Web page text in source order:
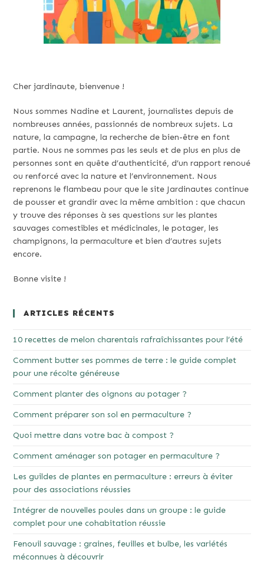
Cher jardinaute, bienvenue !
Nous sommes Nadine et Laurent, journalistes depuis de
nombreuses années, passionnés de nombreux sujets. La
nature, la campagne, la recherche de bien-être en font
partie. Nous ne sommes pas les seuls et de plus en plus de
personnes sont en quête d’authenticité, d’un rapport renoué
ou renforcé avec la nature et l’environnement. Nous
reprenons le flambeau pour que le site Jardinautes continue
de pousser et grandir avec la même ambition : que chacun
y trouve des réponses à ses questions sur les plantes
sauvages comestibles et médicinales, le potager, les
champignons, la permaculture et bien d’autres sujets
encore.
Bonne visite !
ARTICLES RÉCENTS
10 recettes de melon charentais rafraîchissantes pour l’été
Comment butter ses pommes de terre : le guide complet
pour une récolte généreuse
Comment planter des oignons au potager ?
Comment préparer son sol en permaculture ?
Quoi mettre dans votre bac à compost ?
Comment aménager son potager en permaculture ?
Les guildes de plantes en permaculture : erreurs à éviter
pour des associations réussies
Intégrer de nouvelles poules dans un groupe : le guide
complet pour une cohabitation réussie
Fenouil sauvage : graines, feuilles et bulbe, les variétés
méconnues à découvrir